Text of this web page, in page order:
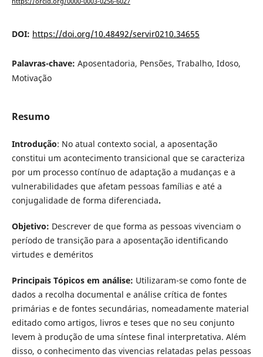
DOI: https://doi.org/10.48492/servir0210.34655
Palavras-chave: Aposentadoria, Pensões, Trabalho, Idoso,
Motivação
Resumo
Introdução: No atual contexto social, a aposentação
constitui um acontecimento transicional que se caracteriza
por um processo contínuo de adaptação a mudanças e a
vulnerabilidades que afetam pessoas famílias e até a
conjugalidade de forma diferenciada.
Objetivo: Descrever de que forma as pessoas vivenciam o
período de transição para a aposentação identificando
virtudes e deméritos
Principais Tópicos em análise: Utilizaram-se como fonte de
dados a recolha documental e análise crítica de fontes
primárias e de fontes secundárias, nomeadamente material
editado como artigos, livros e teses que no seu conjunto
levem à produção de uma síntese final interpretativa. Além
disso, o conhecimento das vivencias relatadas pelas pessoas